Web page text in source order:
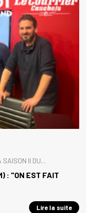
SAISON II DU...
: "ON EST FAIT
Lire la suite